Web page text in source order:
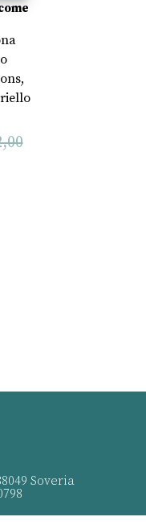
,
Soveria